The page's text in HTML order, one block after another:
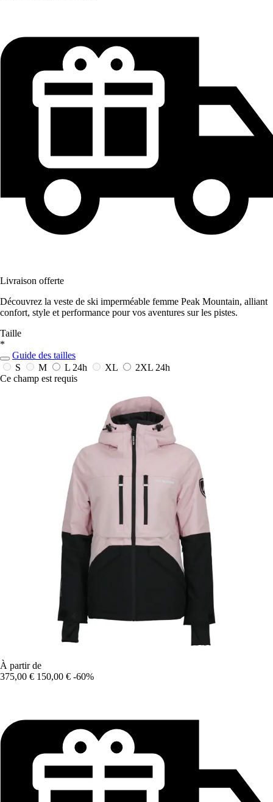
Livraison offerte
Découvrez la veste de ski imperméable femme Peak Mountain, alliant
confort, style et performance pour vos aventures sur les pistes.
Taille
*
Guide des tailles
S
M L 24h XL 2XL 24h
Ce champ est requis
À partir de
375,00 € 150,00 € -60%